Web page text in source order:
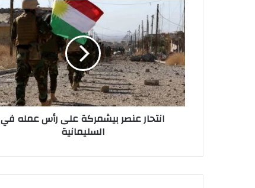
انتحار
عنصر
بيشمركة
على
رأس
عمله
في
السليمانية
انتحار عنصر بيشمركة على رأس عمله في
السليمانية